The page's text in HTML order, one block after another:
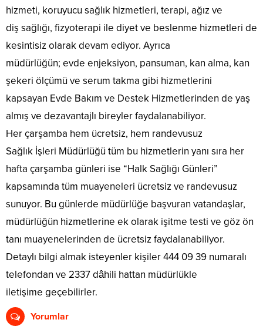
hizmeti, koruyucu sağlık hizmetleri, terapi, ağız ve
diş sağlığı, fizyoterapi ile diyet ve beslenme hizmetleri de
kesintisiz olarak devam ediyor. Ayrıca
müdürlüğün; evde enjeksiyon, pansuman, kan alma, kan
şekeri ölçümü ve serum takma gibi hizmetlerini
kapsayan Evde Bakım ve Destek Hizmetlerinden de yaş
almış ve dezavantajlı bireyler faydalanabiliyor.
Her çarşamba hem ücretsiz, hem randevusuz
Sağlık İşleri Müdürlüğü tüm bu hizmetlerin yanı sıra her
hafta çarşamba günleri ise “Halk Sağlığı Günleri”
kapsamında tüm muayeneleri ücretsiz ve randevusuz
sunuyor. Bu günlerde müdürlüğe başvuran vatandaşlar,
müdürlüğün hizmetlerine ek olarak işitme testi ve göz ön
tanı muayenelerinden de ücretsiz faydalanabiliyor.
Detaylı bilgi almak isteyenler kişiler 444 09 39 numaralı
telefondan ve 2337 dâhili hattan müdürlükle
iletişime geçebilirler.
Yorumlar